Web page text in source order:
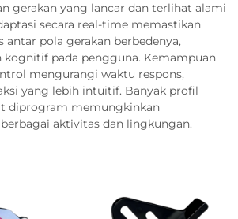
gerakan yang lancar dan terlihat alami
secara real-time memastikan
antar pola gerakan berbedenya,
kognitif pada pengguna. Kemampuan
mengurangi waktu respons,
yang lebih intuitif. Banyak profil
diprogram memungkinkan
aktivitas dan lingkungan.